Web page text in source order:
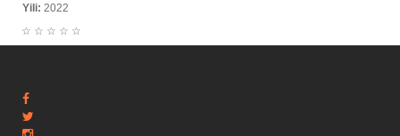
Yili: 2022
☆
☆
☆
☆
☆